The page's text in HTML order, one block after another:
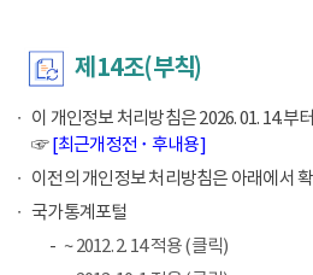
제14조(부칙)
이 개인정보 처리방침은 2026. 01. 14.부
☞[최근개정전 ･ 후내용]
이전의 개인정보 처리방침은 아래에서
국가통계포털
~ 2012. 2. 14 적용 (클릭)